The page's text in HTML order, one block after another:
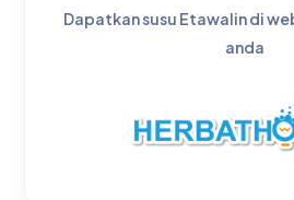
Dapatkan susu Etawalin di
anda